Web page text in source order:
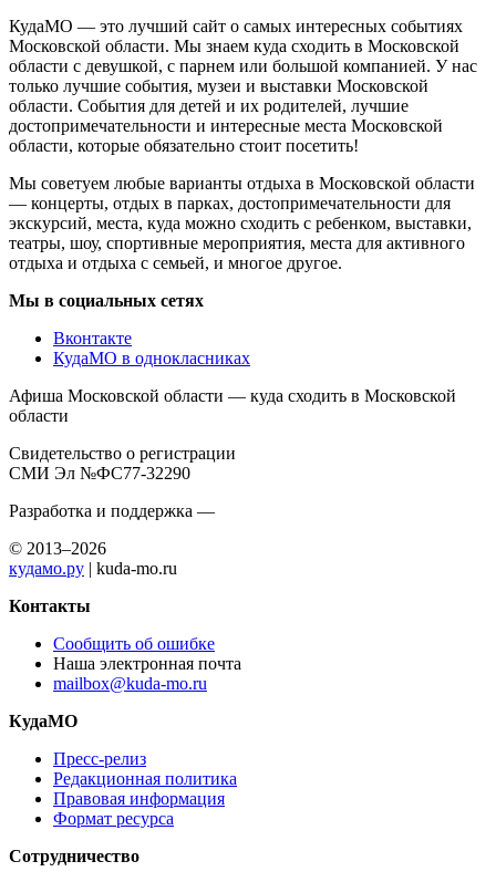
КудаМО — это лучший сайт о самых интересных событиях
Московской области. Мы знаем куда сходить в Московской
области с девушкой, с парнем или большой компанией. У нас
только лучшие события, музеи и выставки Московской
области. События для детей и их родителей, лучшие
достопримечательности и интересные места Московской
области, которые обязательно стоит посетить!
Мы советуем любые варианты отдыха в Московской области
— концерты, отдых в парках, достопримечательности для
экскурсий, места, куда можно сходить с ребенком, выставки,
театры, шоу, спортивные мероприятия, места для активного
отдыха и отдыха с семьей, и многое другое.
Мы в социальных сетях
Вконтакте
КудаМО в однокласниках
Афиша Московской области — куда сходить в Московской
области
Свидетельство о регистрации
СМИ Эл №ФС77-32290
Разработка и поддержка —
© 2013–2026
кудамо.ру | kuda-mo.ru
Контакты
Сообщить об ошибке
Наша электронная почта
mailbox@kuda-mo.ru
КудаМО
Пресс-релиз
Редакционная политика
Правовая информация
Формат ресурса
Сотрудничество